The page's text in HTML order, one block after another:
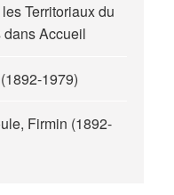
Territoriaux du
dansAccueil
1979)
Firmin (1892-